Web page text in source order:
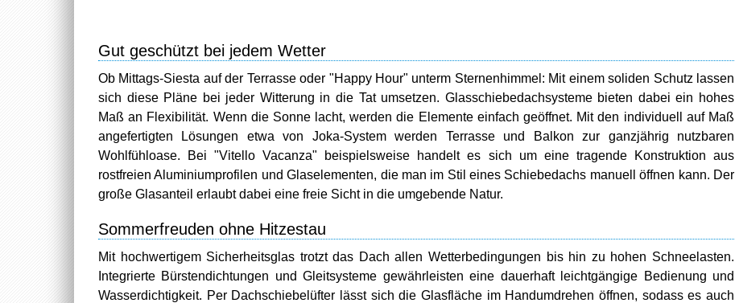
Gut geschützt bei jedem Wetter
Ob Mittags-Siesta auf der Terrasse oder "Happy Hour" unterm Sternenhimmel: Mit einem soliden Schutz lassen
sich diese Pläne bei jeder Witterung in die Tat umsetzen. Glasschiebedachsysteme bieten dabei ein hohes
Maß an Flexibilität. Wenn die Sonne lacht, werden die Elemente einfach geöffnet. Mit den individuell auf Maß
angefertigten Lösungen etwa von Joka-System werden Terrasse und Balkon zur ganzjährig nutzbaren
Wohlfühloase. Bei "Vitello Vacanza" beispielsweise handelt es sich um eine tragende Konstruktion aus
rostfreien Aluminiumprofilen und Glaselementen, die man im Stil eines Schiebedachs manuell öffnen kann. Der
große Glasanteil erlaubt dabei eine freie Sicht in die umgebende Natur.
Sommerfreuden ohne Hitzestau
Mit hochwertigem Sicherheitsglas trotzt das Dach allen Wetterbedingungen bis hin zu hohen Schneelasten.
Integrierte Bürstendichtungen und Gleitsysteme gewährleisten eine dauerhaft leichtgängige Bedienung und
Wasserdichtigkeit. Per Dachschiebelüfter lässt sich die Glasfläche im Handumdrehen öffnen, sodass es auch